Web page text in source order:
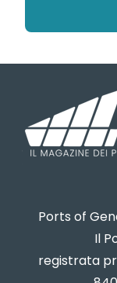
Ports of
Il
registrata